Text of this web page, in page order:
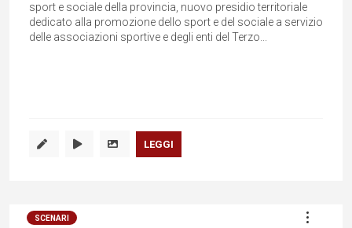
sport e sociale della provincia, nuovo presidio territoriale
dedicato alla promozione dello sport e del sociale a servizio
delle associazioni sportive e degli enti del Terzo...
LEGGI
SCENARI